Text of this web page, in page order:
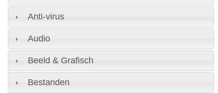
Anti-virus
Audio
Beeld & Grafisch
Bestanden